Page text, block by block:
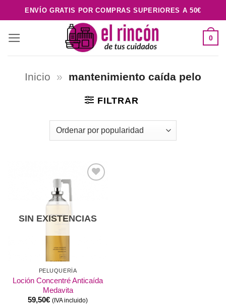
al
contenido
ENVÍO GRATIS POR COMPRAS SUPERIORES A 50€
0
Inicio » mantenimiento caída pelo
FILTRAR
SIN EXISTENCIAS
PELUQUERÍA
Loción Concentré Anticaída
Medavita
59,50€ (IVA incluido)